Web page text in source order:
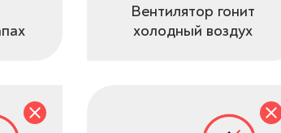
Вентилятор гонит
холодный воздух